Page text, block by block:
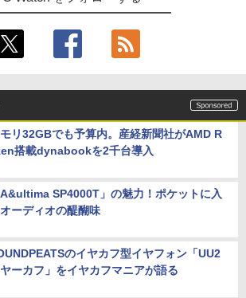
book G83/M / Windows11/ 高性能 第8
世代Core i5-8250u/ 8GB/ 爆速NVMe式2
パソコン 中古PC Office付きWindows1
1】 税込送料無料 あす楽対応 即日発送
￥18,990
Panasonic Let's note CF-LV7 軽量 14
型 FHD(1920×1080)ノートパソコン 第8
世代 Core i5/メモリ 8GB/SSD 256GB/W
2019搭載整備済み品/送料無料
￥22,500
RIA RT5 / GeForce GTX 1660 / Ryzen 5
TB / Windows11
【全品最大2500円OFFクーポン】【第8
世代 i7 高性能ビジネス PC】 Core i7 第
8世代 Dell OptiPlex 3060 SFF Office付
HDMI DisplayPort 2画面出力 中古パソ
コン pc デスクトップPC 本体
15.6インチ DP-EF164S-B ブラック
￥13,068
【公式限定2年保証】 モニター 23インチ
フルhd 高画質 100Hz VA ノングレア 非
光沢 スピーカー内蔵 3年保証 ディスプレ
イ パソコンモニター PCモニター フルハ
￥16,820
リ32GBでも予算内。産経新聞社がAMD R
搭載dynabookを2千台導入
A&ultima SP4000T」の魅力！ポケットに入
ーディオの醍醐味
のイヤカフ型イヤフォン「UU2
ーカフ」をイヤカフマニアが語る